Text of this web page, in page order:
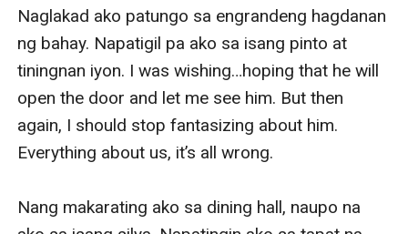
Ngunit paano kung sa huli, makita mo na lamang ang
sarili mo na nahuhulog sa kanya without the assurance
he will catch you once you fall?
What if you fell in love with your soon-to-be
stepbrother?
Bukod pa roon, paano kung malaman mo ang madilim
A dangerous game.
A forbidden romance.
Naglakad ako patungo sa engrandeng hagdanan
ng bahay. Napatigil pa ako sa isang pinto at
tiningnan iyon. I was wishing…hoping that he will
open the door and let me see him. But then
again, I should stop fantasizing about him.
Everything about us, it’s all wrong.
Nang makarating ako sa dining hall, naupo na